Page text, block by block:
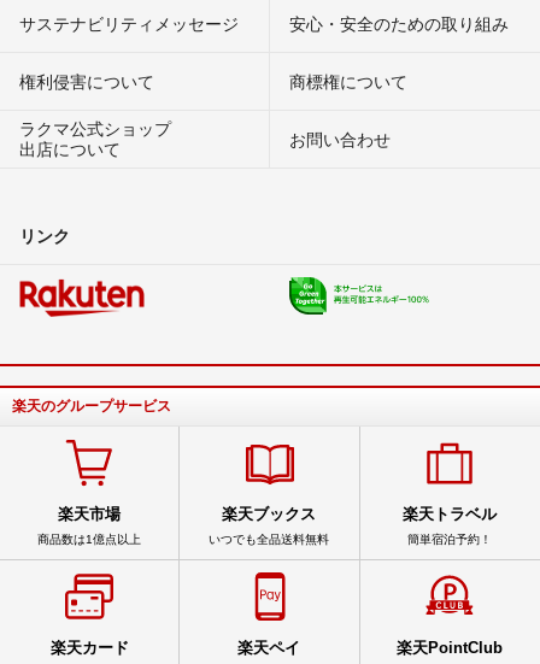
サステナビリティメッセージ 安心・安全のための取り組み
権利侵害について
商標権について
ラクマ公式ショップ
出店について
お問い合わせ
リンク
楽天のグループサービス
楽天市場
商品数は1億点以上
楽天ブックス
いつでも全品送料無料
楽天トラベル
簡単宿泊予約！
楽天カード 楽天ペイ 楽天PointClub